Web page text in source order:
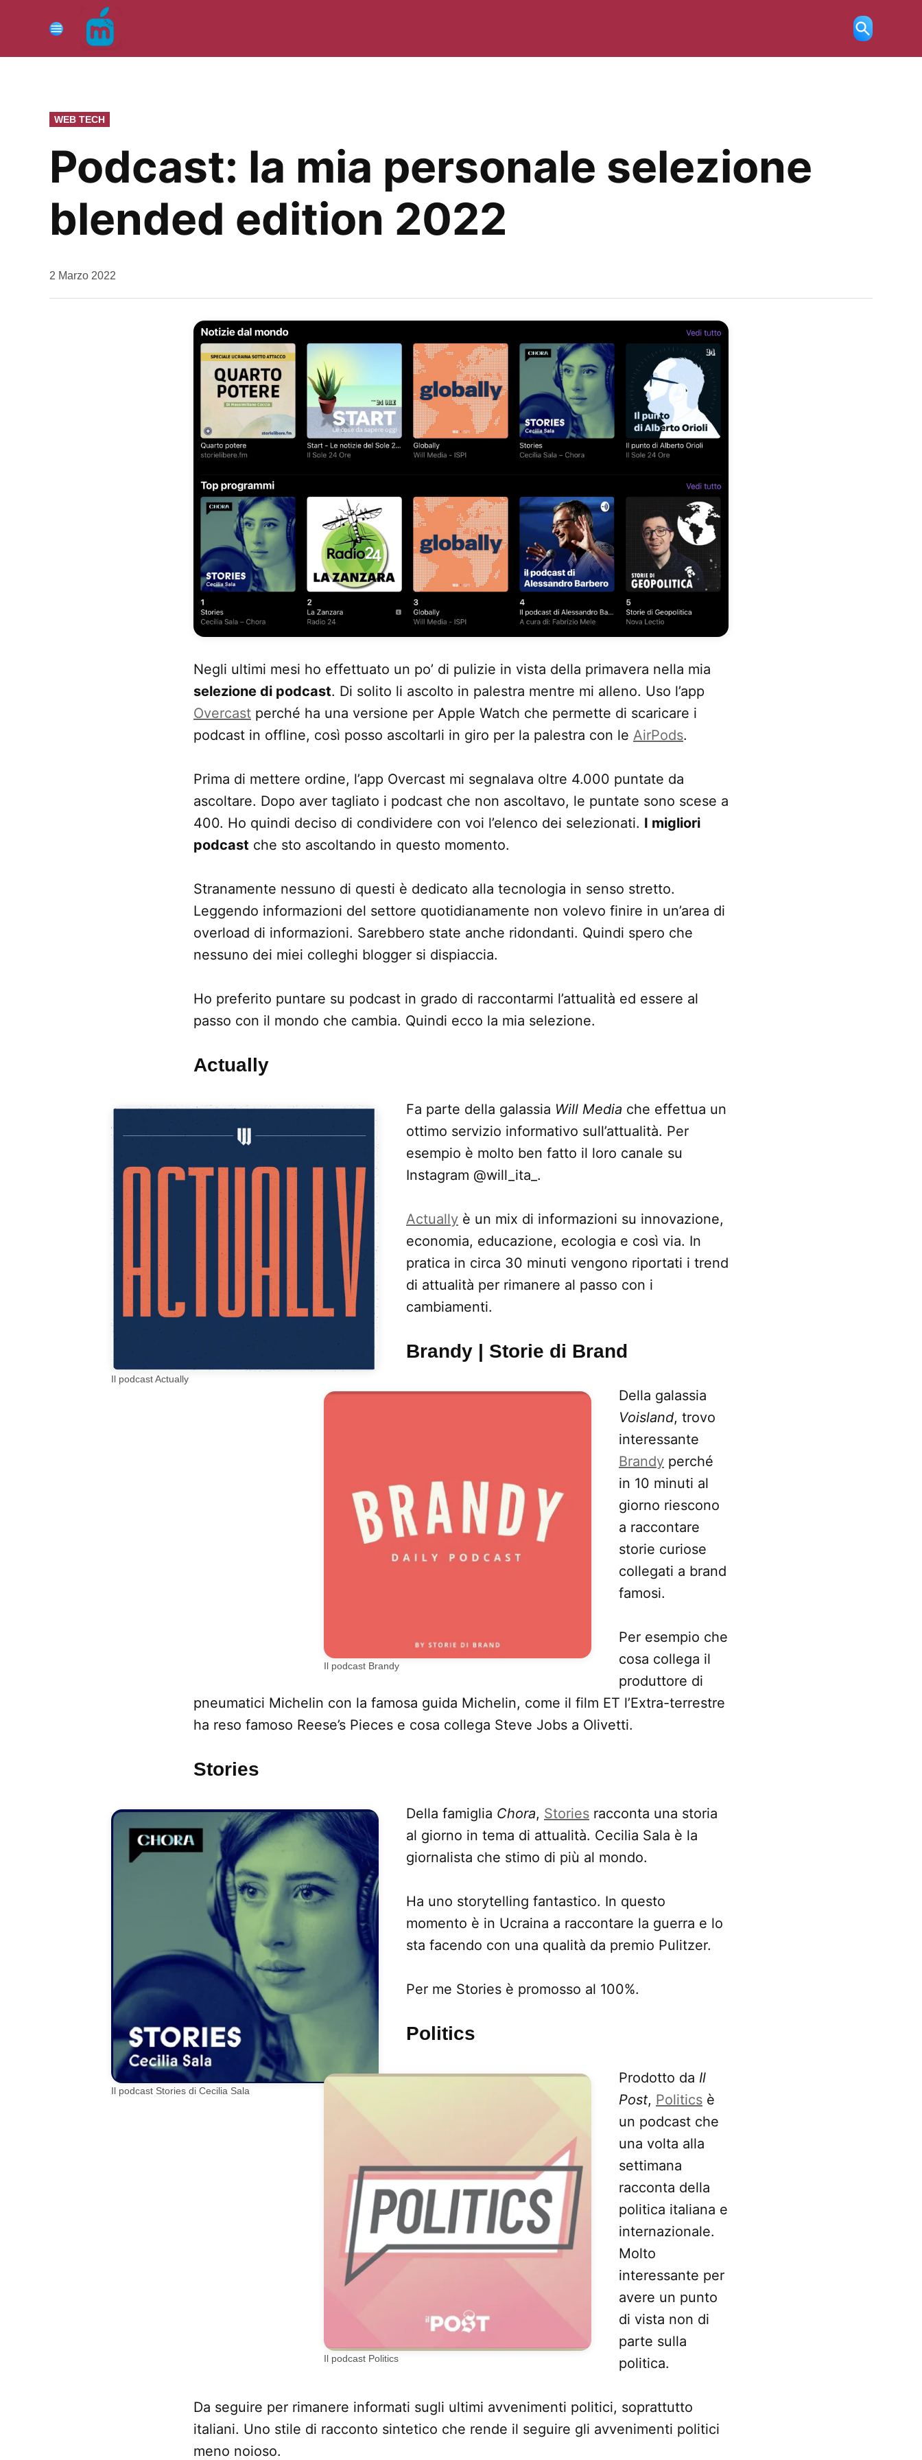
contenuto
Menu
Ricerca
aperta
PUBBLICATO
IN
WEB TECH
Podcast: la mia personale selezione
blended edition 2022
da
2 Marzo 2022
Negli ultimi mesi ho effettuato un po’ di pulizie in vista della primavera nella mia
selezione di podcast. Di solito li ascolto in palestra mentre mi alleno. Uso l’app
Overcast perché ha una versione per Apple Watch che permette di scaricare i
podcast in offline, così posso ascoltarli in giro per la palestra con le AirPods.
Prima di mettere ordine, l’app Overcast mi segnalava oltre 4.000 puntate da
ascoltare. Dopo aver tagliato i podcast che non ascoltavo, le puntate sono scese a
400. Ho quindi deciso di condividere con voi l’elenco dei selezionati. I migliori
podcast che sto ascoltando in questo momento.
Stranamente nessuno di questi è dedicato alla tecnologia in senso stretto.
Leggendo informazioni del settore quotidianamente non volevo finire in un’area di
overload di informazioni. Sarebbero state anche ridondanti. Quindi spero che
nessuno dei miei colleghi blogger si dispiaccia.
Ho preferito puntare su podcast in grado di raccontarmi l’attualità ed essere al
passo con il mondo che cambia. Quindi ecco la mia selezione.
Actually
Il podcast Actually
Fa parte della galassia Will Media che effettua un
ottimo servizio informativo sull’attualità. Per
esempio è molto ben fatto il loro canale su
Instagram @will_ita_.
Actually è un mix di informazioni su innovazione,
economia, educazione, ecologia e così via. In
pratica in circa 30 minuti vengono riportati i trend
di attualità per rimanere al passo con i
cambiamenti.
Brandy | Storie di Brand
Il podcast Brandy
Della galassia
Voisland, trovo
interessante
Brandy perché
in 10 minuti al
giorno riescono
a raccontare
storie curiose
collegati a brand
famosi.
Per esempio che
cosa collega il
produttore di
pneumatici Michelin con la famosa guida Michelin, come il film ET l’Extra-terrestre
ha reso famoso Reese’s Pieces e cosa collega Steve Jobs a Olivetti.
Stories
Il podcast Stories di Cecilia Sala
Della famiglia Chora, Stories racconta una storia
al giorno in tema di attualità. Cecilia Sala è la
giornalista che stimo di più al mondo.
Ha uno storytelling fantastico. In questo
momento è in Ucraina a raccontare la guerra e lo
sta facendo con una qualità da premio Pulitzer.
Per me Stories è promosso al 100%.
Politics
Il podcast Politics
Prodotto da Il
Post, Politics è
un podcast che
una volta alla
settimana
racconta della
politica italiana e
internazionale.
Molto
interessante per
avere un punto
di vista non di
parte sulla
politica.
Da seguire per rimanere informati sugli ultimi avvenimenti politici, soprattutto
italiani. Uno stile di racconto sintetico che rende il seguire gli avvenimenti politici
meno noioso.